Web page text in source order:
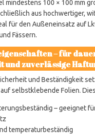
mindestens 100 × 100 mm
aus hochwertiger,
für den Außeneinsatz auf
Fässern.
– für
und zuverlässige
und Beständigkeit
selbstklebende Folien.
– geeignet
temperaturbeständig